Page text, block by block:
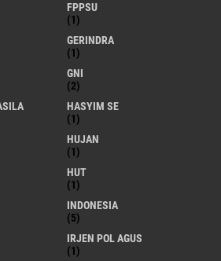
FPPSU
(1)
GERINDRA
(1)
GNI
(2)
HASYIM SE
(1)
HUJAN
(1)
HUT
(1)
INDONESIA
(5)
IRJEN POL AGUS
(1)